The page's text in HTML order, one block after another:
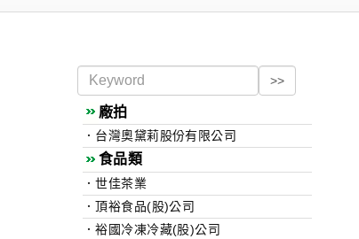
廠拍
．台灣奧黛莉股份有限公司
食品類
．世佳茶業
．頂裕食品(股)公司
．裕國冷凍冷藏(股)公司